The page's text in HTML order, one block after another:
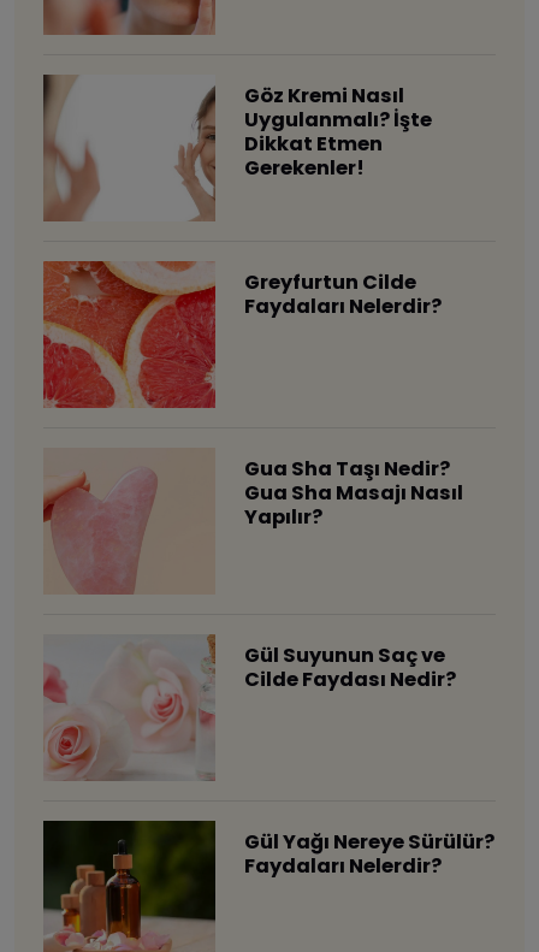
Göz Kremi Nasıl
Uygulanmalı? İşte
Dikkat Etmen
Gerekenler!
Greyfurtun Cilde
Faydaları Nelerdir?
Gua Sha Taşı Nedir?
Gua Sha Masajı Nasıl
Yapılır?
Gül Suyunun Saç ve
Cilde Faydası Nedir?
Gül Yağı Nereye Sürülür?
Faydaları Nelerdir?